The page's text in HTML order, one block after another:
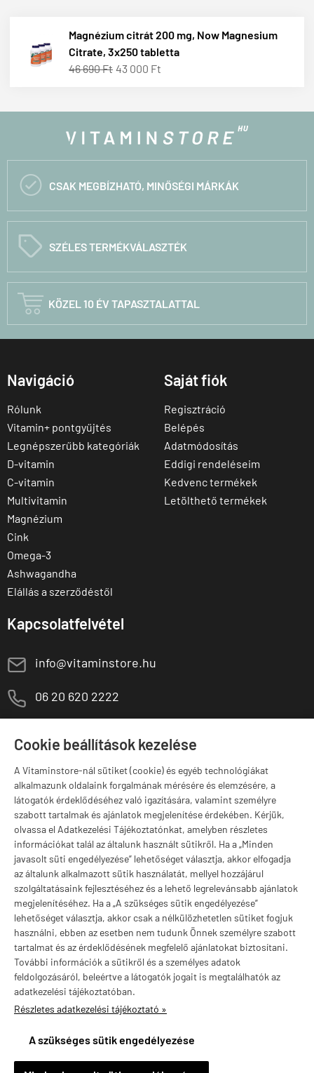
Cookie beállítások kezelése
A Vitaminstore-nál sütiket (cookie) és egyéb technológiákat
alkalmazunk oldalaink forgalmának mérésére és elemzésére, a
látogatók érdeklődéséhez való igazítására, valamint személyre
szabott tartalmak és ajánlatok megjelenítése érdekében. Kérjük,
olvassa el Adatkezelési Tájékoztatónkat, amelyben részletes
információkat talál az általunk használt sütikről. Ha a „Minden
javasolt süti engedélyezése” lehetőséget választja, akkor elfogadja
az általunk alkalmazott sütik használatát, mellyel hozzájárul
szolgáltatásaink fejlesztéséhez és a lehető legrelevánsabb ajánlatok
megjelenítéséhez. Ha a „A szükséges sütik engedélyezése”
lehetőséget választja, akkor csak a nélkülözhetetlen sütiket fogjuk
használni, ebben az esetben nem tudunk Önnek személyre szabott
tartalmat és az érdeklődésének megfelelő ajánlatokat biztosítani.
További információk a sütikről és a személyes adatok
feldolgozásáról, beleértve a látogatók jogait is megtalálhatók az
adatkezelési tájékoztatóban.
Részletes adatkezelési tájékoztató »
A szükséges sütik engedélyezése
Magnézium citrát 200 mg, Now Magnesium
Citrate, 3x250 tabletta
46 690 Ft 43 000 Ft
 CSAK MEGBÍZHATÓ, MINŐSÉGI MÁRKÁK
C SZÉLES TERMÉKVÁLASZTÉK
 KÖZEL 10 ÉV TAPASZTALATTAL
Navigáció
Rólunk
Vitamin+ pontgyűjtés
Legnépszerűbb kategóriák
D-vitamin
C-vitamin
Multivitamin
Magnézium
Cink
Omega-3
Ashwagandha
Elállás a szerződéstől
Saját fiók
Regisztráció
Belépés
Adatmódosítás
Eddigi rendeléseim
Kedvenc termékek
Letölthető termékek
Kapcsolatfelvétel
E info@vitaminstore.hu
M 06 20 620 2222
Szugló u. 83-85.
Márkák
Valuta választás
vitaminstore.hu -Vitaminstore / Gymstore Hungary
Jenei Dunakeszi településről